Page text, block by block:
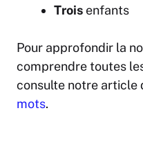
Trois enfants
Pour approfondir la
comprendre toutes
consulte notre article
mots.